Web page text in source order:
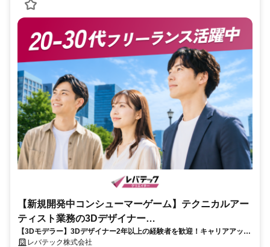
【新規開発中コンシューマーゲーム】テクニカルアー
ティスト業務の3Dデザイナー
_LTCR547867_CP_CRG
【3Dモデラー】3Dデザイナー2年以上の経験者を歓迎！キャリアアップ
を目指したい方も大歓迎♪
レバテック株式会社